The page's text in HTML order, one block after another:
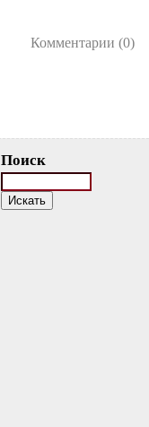
Комментарии (0)
Поиск